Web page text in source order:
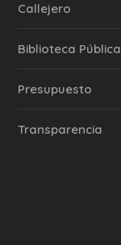
Callejero
Biblioteca Pública
Presupuesto
Transparencia